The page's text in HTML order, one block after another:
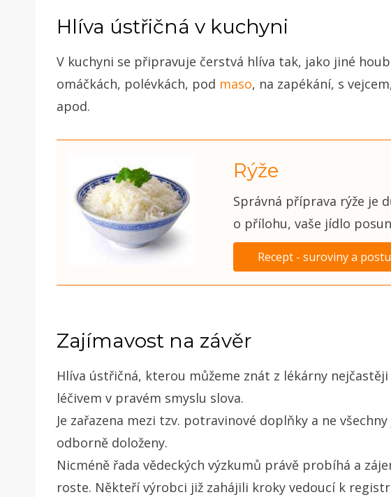
Hlíva ústřičná v kuchyni
V kuchyni se připravuje čerstvá hlíva tak, jako jiné
omáčkách, polévkách, pod maso, na zapékání, s
apod.
Rýže
Správná příprava rýže je
o přílohu, vaše jídlo
Recept - suroviny a
Zajímavost na závěr
Hlíva ústřičná, kterou můžeme znát z lékárny
léčivem v pravém smyslu slova.
Je zařazena mezi tzv. potravinové doplňky a ne
odborně doloženy.
Nicméně řada vědeckých výzkumů právě probíhá a
roste. Někteří výrobci již zahájili kroky vedoucí k